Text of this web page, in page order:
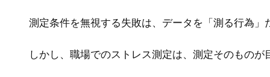
測定条件を無視する失敗は、データを「測る行為
しかし、職場でのストレス測定は、測定そのものが